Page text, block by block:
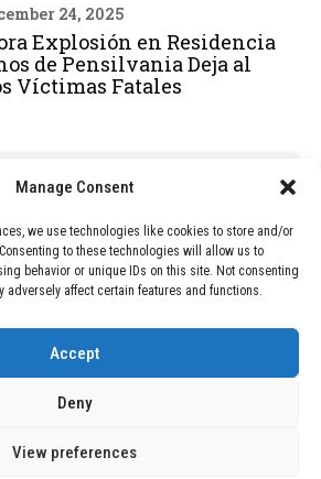
Manage Consent
we use technologies like cookies to store and/or
to these technologies will allow us to
behavior or unique IDs on this site. Not consenting
adversely affect certain features and functions.
Accept
Deny
View preferences
24, 2025
Explosión en Residencia
de Pensilvania Deja al
Víctimas Fatales